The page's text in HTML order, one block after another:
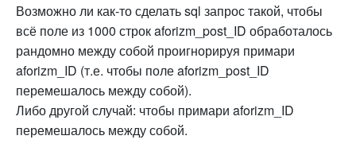
Возможно ли как-то сделать sql запрос такой, чтобы
всё поле из 1000 строк aforizm_post_ID обработалось
рандомно между собой проигнорируя примари
aforizm_ID (т.е. чтобы поле aforizm_post_ID
перемешалось между собой).
Либо другой случай: чтобы примари aforizm_ID
перемешалось между собой.